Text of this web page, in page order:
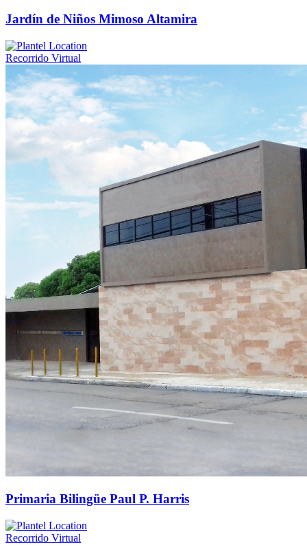
Jardín de Niños Mimoso Altamira
Recorrido Virtual
Primaria Bilingüe Paul P. Harris
Recorrido Virtual